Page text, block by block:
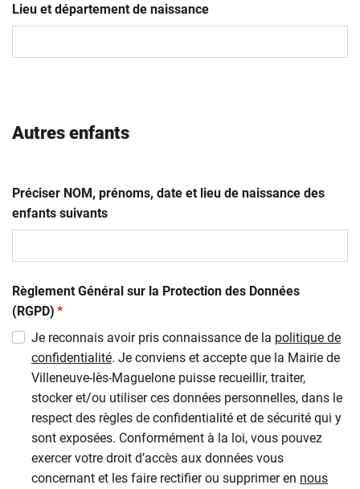
slash
MM
Lieu et département de naissance
Autres enfants
Préciser NOM, prénoms, date et lieu de naissance des
enfants suivants
Règlement Général sur la Protection des Données
(RGPD) (obligatoire)
*
Je reconnais avoir pris connaissance de la politique de
confidentialité. Je conviens et accepte que la Mairie de
Villeneuve-lès-Maguelone puisse recueillir, traiter,
stocker et/ou utiliser ces données personnelles, dans le
respect des règles de confidentialité et de sécurité qui y
sont exposées. Conformément à la loi, vous pouvez
exercer votre droit d’accès aux données vous
concernant et les faire rectifier ou supprimer en nous